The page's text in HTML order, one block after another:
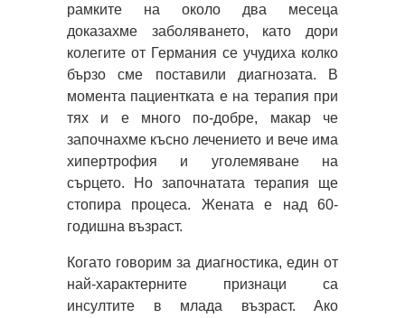
рамките на около два месеца
доказахме заболяването, като дори
колегите от Германия се учудиха колко
бързо сме поставили диагнозата. В
момента пациентката е на терапия при
тях и е много по-добре, макар че
започнахме късно лечението и вече има
хипертрофия и уголемяване на
сърцето. Но започнатата терапия ще
стопира процеса. Жената е над 60-
годишна възраст.
Когато говорим за диагностика, един от
най-характерните признаци са
инсултите в млада възраст. Ако